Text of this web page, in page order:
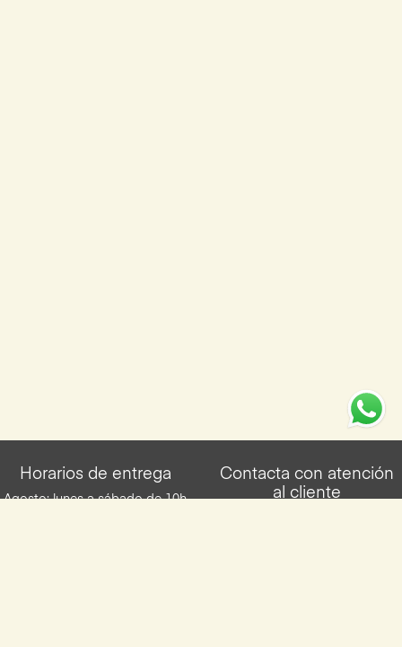
Horarios de entrega
Agosto: lunes a sábado de 10h
Contacta con atención
al cliente